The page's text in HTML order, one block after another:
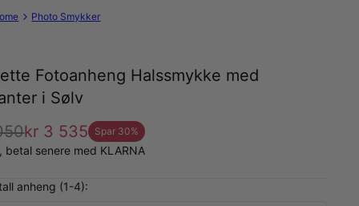
Photo Smykker
Fotoanheng Halssmykke med
i Sølv
kr 3 535 Spar 30%
betal senere med KLARNA
anheng (1-4):